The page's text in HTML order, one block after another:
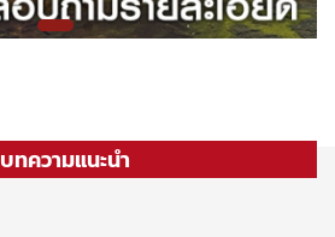
บทความแนะนำ